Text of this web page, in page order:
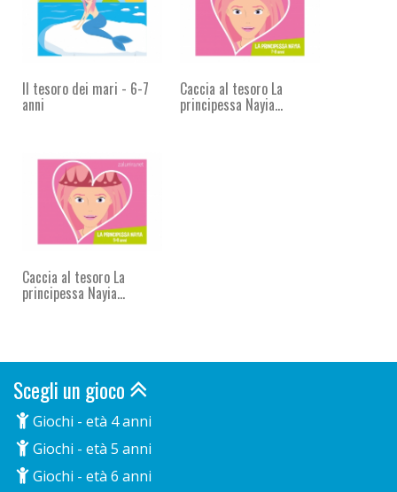
Il tesoro dei mari - 6-7
anni
Caccia al tesoro La
principessa Nayia...
Caccia al tesoro La
principessa Nayia...
Scegli un gioco
Giochi - età 4 anni
Giochi - età 5 anni
Giochi - età 6 anni